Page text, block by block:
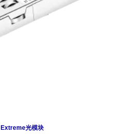
Extreme光模块